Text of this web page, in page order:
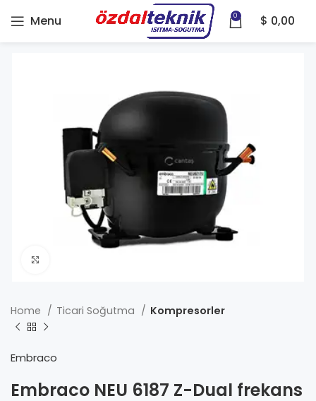
Menu 0 $ 0,00
Home Ticari Soğutma Kompresorler
Embraco
Embraco NEU 6187 Z-Dual frekans